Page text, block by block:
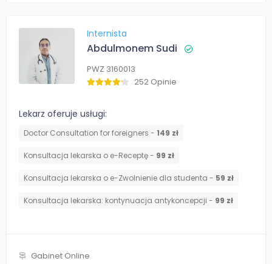
Internista
Abdulmonem Sudi
PWZ 3160013
252 Opinie
Lekarz oferuje usługi:
Doctor Consultation for foreigners - 149 zł
Konsultacja lekarska o e-Receptę - 99 zł
Konsultacja lekarska o e-Zwolnienie dla studenta - 59 zł
⁠Konsultacja lekarska: kontynuacja antykoncepcji - 99 zł
Gabinet Online